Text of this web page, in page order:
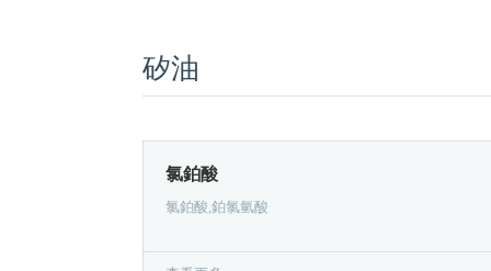
矽油
氯鉑酸
氯鉑酸,鉑氯氫酸